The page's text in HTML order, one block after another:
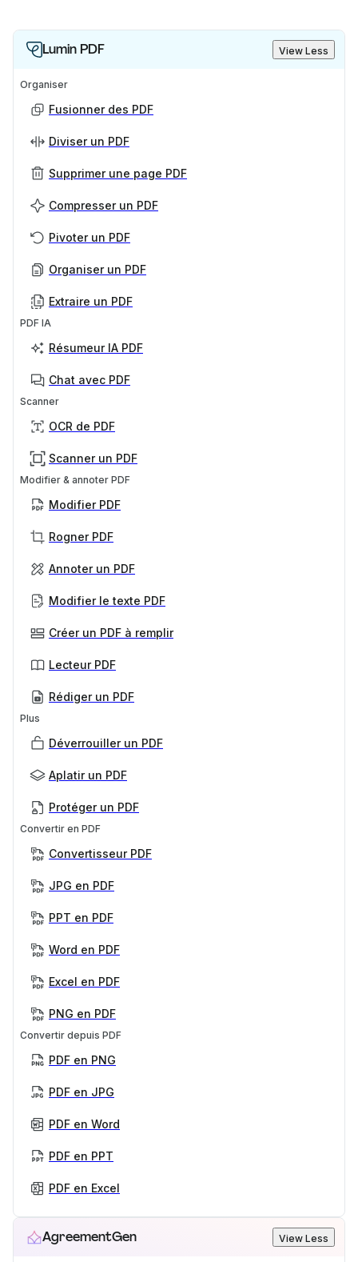
Lumin PDF View Less
Organiser
Fusionner des PDF
Diviser un PDF
Supprimer une page PDF
Compresser un PDF
Pivoter un PDF
Organiser un PDF
Extraire un PDF
PDF IA
Résumeur IA PDF
Chat avec PDF
Scanner
OCR de PDF
Scanner un PDF
Modifier & annoter PDF
Modifier PDF
Rogner PDF
Annoter un PDF
Modifier le texte PDF
Créer un PDF à remplir
Lecteur PDF
Rédiger un PDF
Plus
Déverrouiller un PDF
Aplatir un PDF
Protéger un PDF
Convertir en PDF
Convertisseur PDF
JPG en PDF
PPT en PDF
Word en PDF
Excel en PDF
PNG en PDF
Convertir depuis PDF
PDF en PNG
PDF en JPG
PDF en Word
PDF en PPT
PDF en Excel
AgreementGen View Less